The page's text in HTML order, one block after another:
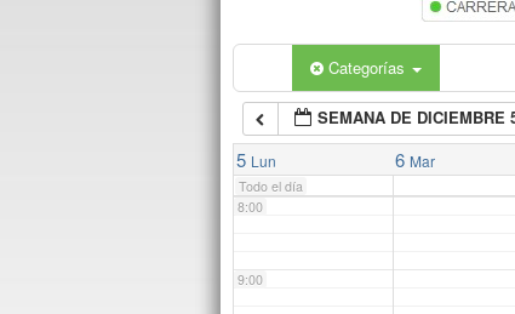
Categorías
SEMANA DE DICIEMBRE
5 Lun 6 Mar
Todo el día
7:00
8:00
9:00